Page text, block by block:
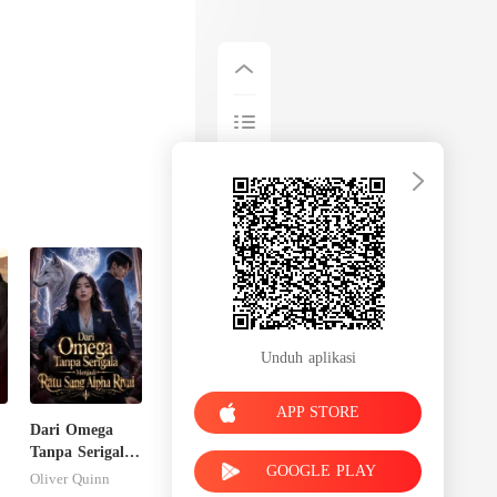
Dari Omega
Tanpa Serigala
Menjadi Ratu
Oliver Quinn
Unduh aplikasi
APP STORE
GOOGLE PLAY